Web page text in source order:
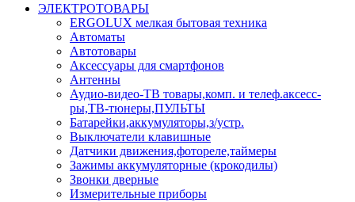
ЭЛЕКТРОТОВАРЫ
ERGOLUX мелкая бытовая техника
Автоматы
Автотовары
Аксессуары для смартфонов
Антенны
Аудио-видео-ТВ товары,комп. и телеф.аксесс-
ры,ТВ-тюнеры,ПУЛЬТЫ
Батарейки,аккумуляторы,з/устр.
Выключатели клавишные
Датчики движения,фотореле,таймеры
Зажимы аккумуляторные (крокодилы)
Звонки дверные
Измерительные приборы